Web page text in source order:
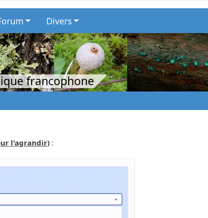
Divers
francophone
l'agrandir) :